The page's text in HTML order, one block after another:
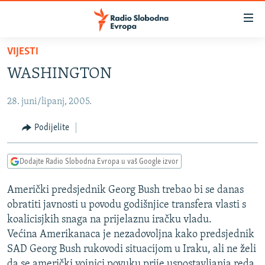
Pređite
glavni
Pređite
Pređite
pretragu
SRBIJA
KOSOVO
VIZUELNO
VIDEO
FOTOGALERIJE
INFOGRAFIKE
PODCASTI
RAT U UKRAJINI
KINA NA BALKANU
RSE PRIČE IZ SVIJETA
VIJESTI
WASHINGTON
28. juni/lipanj, 2005.
Podijelite
Dodajte Radio Slobodna Evropa u vaš Google izvor
Američki predsjednik Georg Bush trebao bi se danas
obratiti javnosti u povodu godišnjice transfera vlasti s
koalicisjkih snaga na prijelaznu iračku vladu.
Većina Amerikanaca je nezadovoljna kako predsjednik
SAD Georg Bush rukovodi situacijom u Iraku, ali ne želi